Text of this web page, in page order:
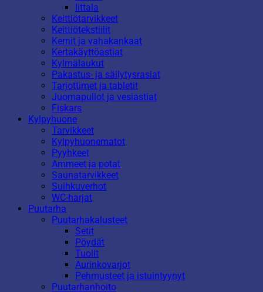
Iittala
Keittiötarvikkeet
Keittiötekstiilit
Kernit ja vahakankaat
Kertakäyttöastiat
Kylmälaukut
Pakastus- ja säilytysrasiat
Tarjottimet ja tabletit
Juomapullot ja vesiastiat
Fiskars
Kylpyhuone
Tarvikkeet
Kylpyhuonematot
Pyyhkeet
Ammeet ja potat
Saunatarvikkeet
Suihkuverhot
WC-harjat
Puutarha
Puutarhakalusteet
Setit
Pöydät
Tuolit
Aurinkovarjot
Pehmusteet ja istuintyynyt
Puutarhanhoito